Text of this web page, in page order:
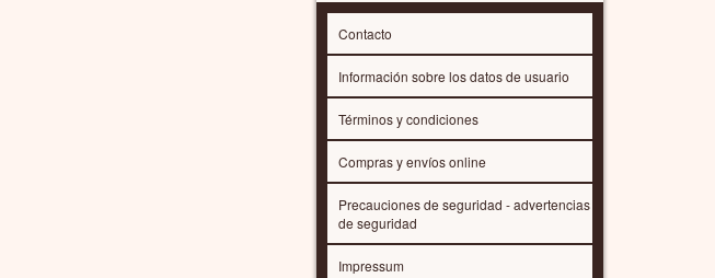
Contacto
Información sobre los datos de usuario
Términos y condiciones
Compras y envíos online
Precauciones de seguridad - advertencias
de seguridad
Impressum